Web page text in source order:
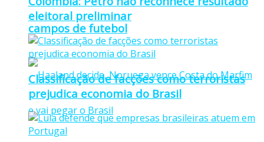
campos de futebol
eleitoral preliminar
Classificação de facções como terroristas
prejudica economia do Brasil